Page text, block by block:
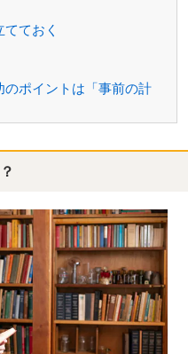
ておく
のポイントは「事前の計